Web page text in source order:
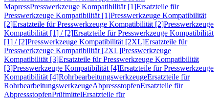
MapressPresswerkzeuge Kompatibilität [1]Ersatzteile für
Presswerkzeuge Kompatibilität [1]Presswerkzeuge Kompatibilität
[2]Ersatzteile für Presswerkzeuge Kompatibilität [2]Presswerkzeuge
Kompatibilität [1] / [2]Ersatzteile für Presswerkzeuge Kompatibilität
[1] / [2]Presswerkzeuge Kompatibilität [2XL]Ersatzteile für
Presswerkzeuge Kompatibilität [2XL]Presswerkzeuge
Kompatibilität [3]Ersatzteile für Presswerkzeuge Kompatibilität
[3]Presswerkzeuge Kompatibilität [4]Ersatzteile für Presswerkzeuge
Kompatibilität [4]RohrbearbeitungswerkzeugeErsatzteile für
RohrbearbeitungswerkzeugeAbpressstopfenErsatzteile für
AbpressstopfenPrüfmittelErsatzteile für